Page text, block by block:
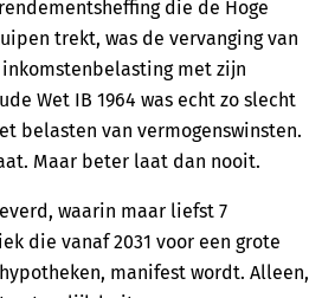
die de Hoge
trekt, was de vervanging van
met zijn
Wet IB 1964 was echt zo slecht
belasten van vermogenswinsten.
Maar beter laat dan nooit.
waarin maar liefst 7
die vanaf 2031 voor een grote
manifest wordt. Alleen,